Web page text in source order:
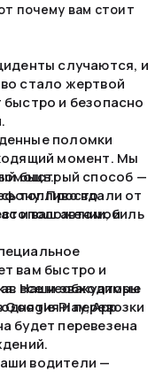
почему вам стоит
случаются, и
стало жертвой
и безопасно
поломки
момент. Мы
топливо вдали от
и ваш автомобиль
быстрый способ —
Просто
и
вам быстро и
все необходимые
Google Play, App
Наши эвакуаторы
и перевозки
будет перевезена
водители —